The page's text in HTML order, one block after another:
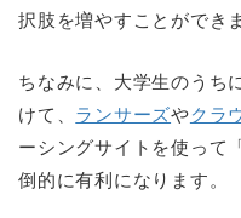
択肢を増やすことができ
ちなみに、大学生のうち
けて、 ランサーズやクラ
ーシングサイトを使って
倒的に有利になります。